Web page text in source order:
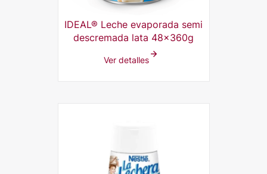
IDEAL® Leche evaporada semi
descremada lata 48x360g
Ver detalles